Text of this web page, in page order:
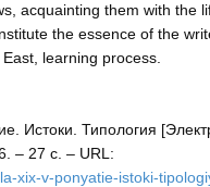
acquainting them with the
the essence of the
learning process.
Истоки. Типология
– 27 с. – URL:
xix-v-ponyatie-istoki-